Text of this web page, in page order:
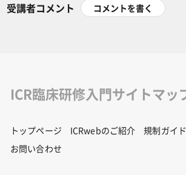
受講者コメント コメントを書く
ICR臨床研修入門サイトマッ
トップページ ICRwebのご紹介 規制ガイ
お問い合わせ